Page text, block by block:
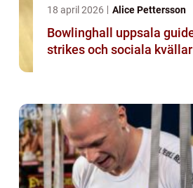
18 april 2026 Alice Pettersson
Bowlinghall uppsala guide till skratt,
strikes och sociala kvällar